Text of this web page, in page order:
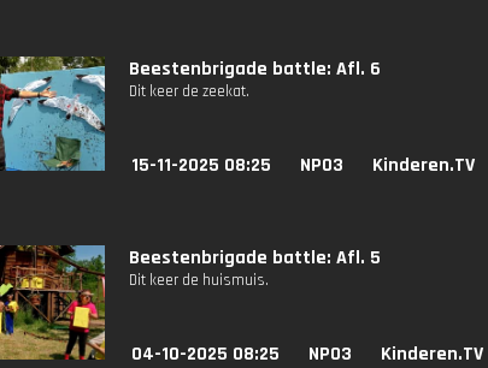
Beestenbrigade battle: Afl. 6
Dit keer de zeekat.
15-11-2025 08:25 NPO3 Kinderen.TV
Beestenbrigade battle: Afl. 5
Dit keer de huismuis.
04-10-2025 08:25 NPO3 Kinderen.TV